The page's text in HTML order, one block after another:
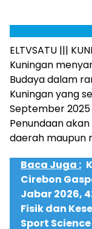
ELTVSATU |||
Kuningan
Budaya dalam
Kuningan yang
September
Penundaan
daerah maupun
Baca Juga :
Cirebon
Jabar 2026,
Fisik dan
Sport Science